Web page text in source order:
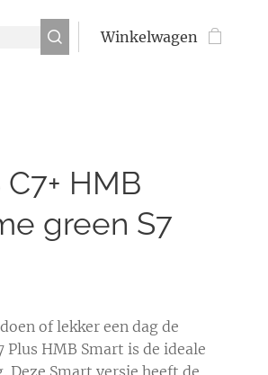
Winkelwagen
HMB
green S7
of lekker een dag de
Plus HMB Smart is de ideale
Smart versie heeft de